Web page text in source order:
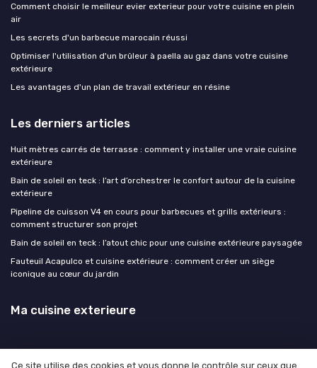
Comment choisir le meilleur evier exterieur pour votre cuisine en plein
air
Les secrets d'un barbecue marocain réussi
Optimiser l'utilisation d'un brûleur à paella au gaz dans votre cuisine
extérieure
Les avantages d'un plan de travail extérieur en résine
Les derniers articles
Huit mètres carrés de terrasse : comment y installer une vraie cuisine
extérieure
Bain de soleil en teck : l’art d’orchestrer le confort autour de la cuisine
extérieure
Pipeline de cuisson V4 en cours pour barbecues et grills extérieurs :
comment structurer son projet
Bain de soleil en teck : l’atout chic pour une cuisine extérieure paysagée
Fauteuil Acapulco et cuisine extérieure : comment créer un siège
iconique au cœur du jardin
Ma cuisine exterieure
Ce site utilise des cookies et vous donne le contrôle sur ceux que